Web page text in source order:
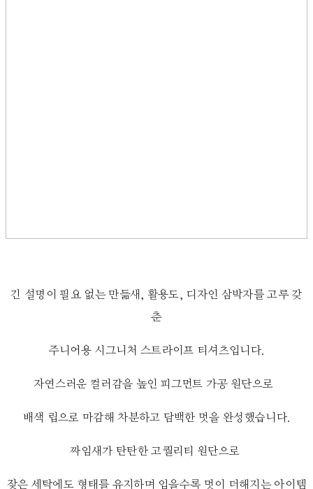
긴 설명이 필요 없는 만듦새, 활용도, 디자인 삼박자를 고루 갖
춘
주니어용 시그니처 스트라이프 티셔츠입니다.
자연스러운 컬러감을 높인 피그먼트 가공 원단으로
배색 립으로 마감해 차분하고 담백한 멋을 완성했습니다.
짜임새가 탄탄한 고퀄리티 원단으로
잦은 세탁에도 형태를 유지하며 입을수록 멋이 더해지는 아이템